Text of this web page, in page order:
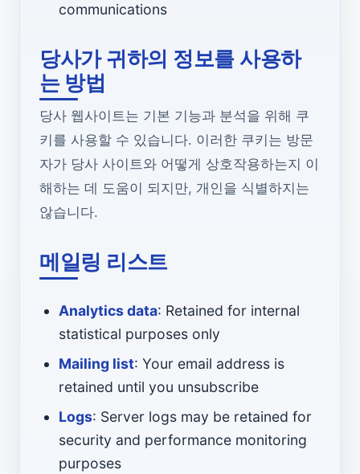
communications
당사가 귀하의 정보를 사용하
는 방법
당사 웹사이트는 기본 기능과 분석을 위해 쿠
키를 사용할 수 있습니다. 이러한 쿠키는 방문
자가 당사 사이트와 어떻게 상호작용하는지 이
해하는 데 도움이 되지만, 개인을 식별하지는
않습니다.
메일링 리스트
Analytics data: Retained for internal
statistical purposes only
Mailing list: Your email address is
retained until you unsubscribe
Logs: Server logs may be retained for
security and performance monitoring
purposes